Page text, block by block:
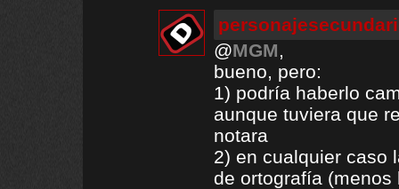
@MGM,
bueno, pero:
1) podría haberlo
aunque tuviera que
notara
2) en cualquier caso
de ortografía